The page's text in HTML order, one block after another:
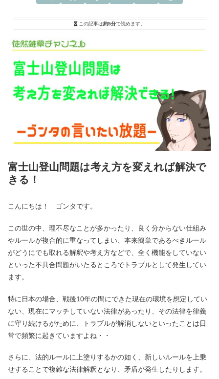
この記事は約5分で読めます。
富士山登山問題は考え方を変えれば解決で
きる！
こんにちは！ ゴンタです。
この世の中、理不尽なことが多かったり、良く分からない仕組み
やルールが複合的に重なってしまい、本来簡単であるべきルール
がどうにでも取れる解釈や考え方などで、全く機能をしていない
といった不具合問題がいたるところでトラブルとして発生してい
ます。
特に日本の場合、戦後10年の間にできた現在の環境を想定してい
ない、現在にマッチしていない法律があったり、その法律を律義
に守り続けるがために、トラブルが解消しないといったことは日
常で頻繁に起きていますよね・・
さらに、法的ルールに上塗りするかの如く、新しいルールを上乗
せすることで複雑な法律解釈となり、矛盾が発生したりします。